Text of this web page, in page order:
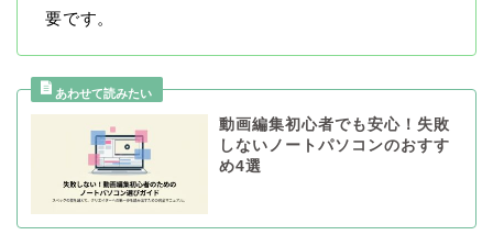
要です。
動画編集初心者でも安心！失敗
しないノートパソコンのおすす
め4選